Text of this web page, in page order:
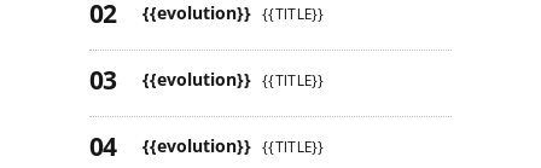
{{evolution}} {{TITLE}}
{{evolution}} {{TITLE}}
{{evolution}} {{TITLE}}